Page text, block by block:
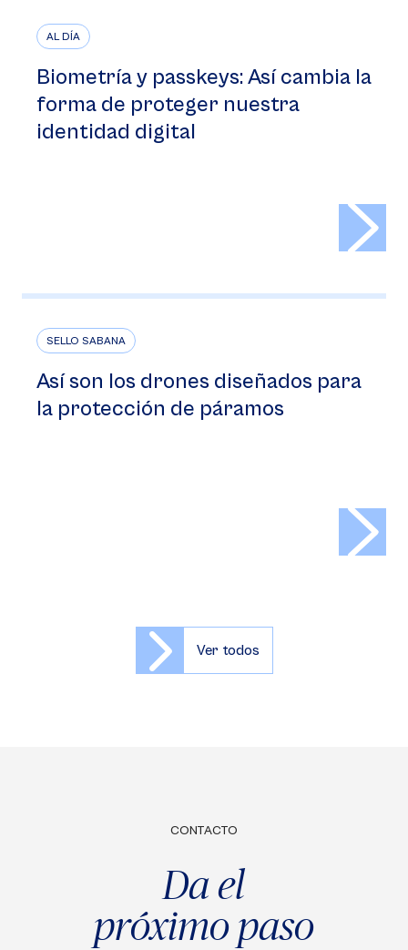
AL DÍA
Biometría y passkeys: Así cambia la
forma de proteger nuestra
identidad digital
SELLO SABANA
Así son los drones diseñados para
la protección de páramos
Ver todos
CONTACTO
Da el
próximo paso